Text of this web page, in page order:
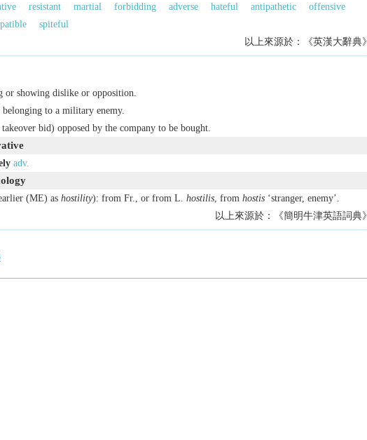
resistant martial forbidding adverse hateful antipathetic
offensive
spiteful
以上來源於：《英漢大辭典》
or showing dislike or opposition.
to a military enemy.
bid) opposed by the company to be bought.
adv.
(ME) as hostility): from Fr., or from L. hostilis, from hostis‘stranger, enemy’.
以上來源於：《簡明牛津英語詞典》